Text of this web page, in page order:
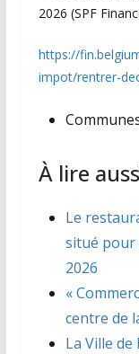
2026 (SPF
https://
impot/rentrer-
À lire
Le
situé pour
2026
«
centre de
La Ville